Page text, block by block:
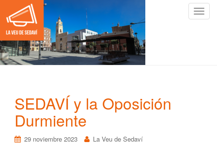
C
SEDAVÍ y la Oposición
Durmiente
29 noviembre 2023 La Veu de Sedaví